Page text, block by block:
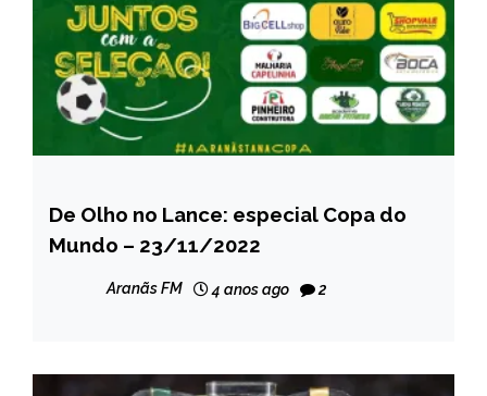
ESPORTES
NOTÍCIAS
De Olho no Lance: especial Copa do
Mundo – 23/11/2022
Aranãs FM 4 anos ago 2